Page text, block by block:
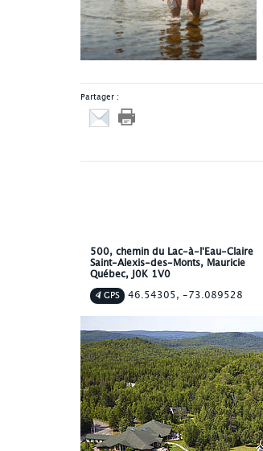
Partager :
500, chemin du Lac-à-l'Eau-Claire
Saint-Alexis-des-Monts, Mauricie
Québec, J0K 1V0
GPS 46.54305, -73.089528